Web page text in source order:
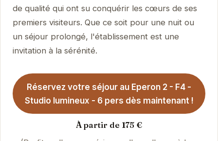
de qualité qui ont su conquérir les cœurs de ses
premiers visiteurs. Que ce soit pour une nuit ou
un séjour prolongé, l'établissement est une
invitation à la sérénité.
Réservez votre séjour au Eperon 2 - F4 -
Studio lumineux - 6 pers dès maintenant !
À partir de 175 €